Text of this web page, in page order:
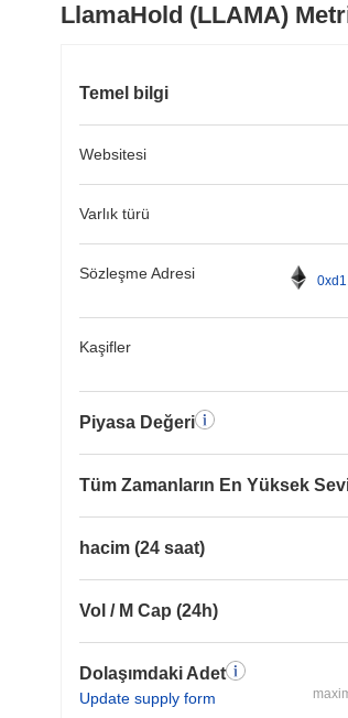
LlamaHold (LLAMA)
Temel bilgi
Websitesi
Varlık türü
Sözleşme Adresi
Kaşifler
Piyasa Değeri
Tüm Zamanların En Yüksek
hacim (24 saat)
Vol / M Cap (24h)
Dolaşımdaki Adet
Update supply form